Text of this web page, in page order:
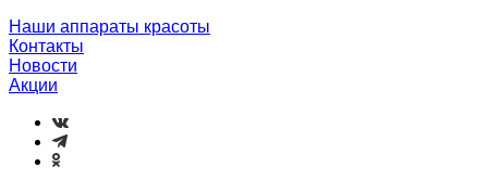
Наши аппараты красоты
Контакты
Новости
Акции